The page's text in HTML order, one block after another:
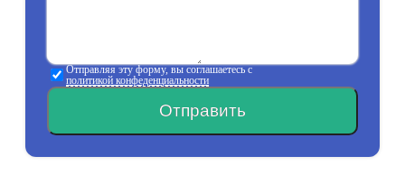
Отправляя эту форму, вы соглашаетесь с
политикой конфеденциальности
Отправить